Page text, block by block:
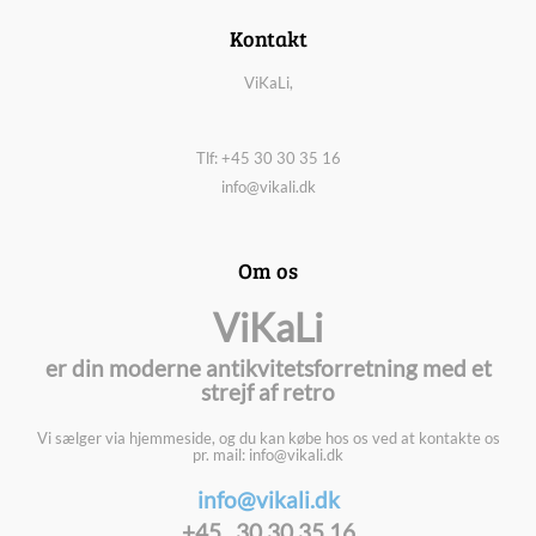
Kontakt
ViKaLi,
Tlf: +45 30 30 35 16
info@vikali.dk
Om os
ViKaLi
er din moderne antikvitetsforretning med et
strejf af retro
Vi sælger via hjemmeside, og du kan købe hos os ved at kontakte os
pr. mail: info@vikali.dk
info@vikali.dk